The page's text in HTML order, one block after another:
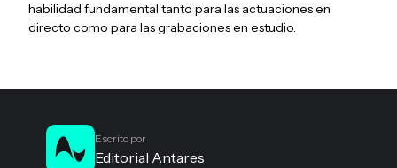
habilidad fundamental tanto para las actuaciones en
directo como para las grabaciones en estudio.
Escrito por
Editorial Antares